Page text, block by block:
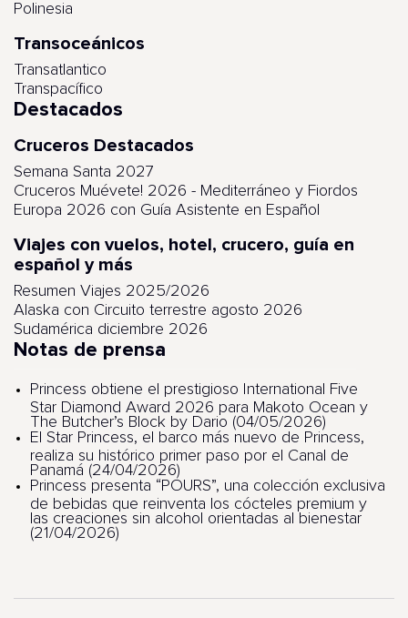
Polinesia
Transoceánicos
Transatlantico
Transpacífico
Destacados
Cruceros Destacados
Semana Santa 2027
Cruceros Muévete! 2026 - Mediterráneo y Fiordos
Europa 2026 con Guía Asistente en Español
Viajes con vuelos, hotel, crucero, guía en
español y más
Resumen Viajes 2025/2026
Alaska con Circuito terrestre agosto 2026
Sudamérica diciembre 2026
Notas de prensa
Princess obtiene el prestigioso International Five
Star Diamond Award 2026 para Makoto Ocean y
The Butcher’s Block by Dario (04/05/2026)
El Star Princess, el barco más nuevo de Princess,
realiza su histórico primer paso por el Canal de
Panamá (24/04/2026)
Princess presenta “POURS”, una colección exclusiva
de bebidas que reinventa los cócteles premium y
las creaciones sin alcohol orientadas al bienestar
(21/04/2026)